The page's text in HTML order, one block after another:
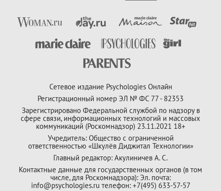
Сетевое издание Psychologies Онлайн
Регистрационный номер ЭЛ № ФС 77 - 82353
Зарегистрировано Федеральной службой по надзору в
сфере связи, информационных технологий и массовых
коммуникаций (Роскомнадзор) 23.11.2021 18+
Учредитель: Общество с ограниченной
ответственностью «Шкулёв Диджитал Технологии»
Главный редактор: Акулиничев А. С.
Контактные данные для государственных органов (в том
числе, для Роскомнадзора): Эл. почта:
info@psychologies.ru телефон: +7(495) 633-57-57